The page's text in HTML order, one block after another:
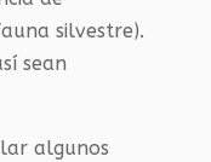
silvestre).
sean
algunos